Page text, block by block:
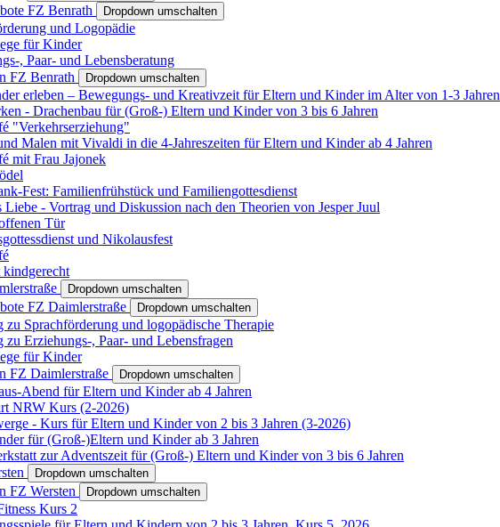
FZ Benrath Dropdown umschalten
und Logopädie
für Kinder
, Paar- und Lebensberatung
FZ Benrath
Dropdown umschalten
erleben – Bewegungs- und Kreativzeit für Eltern und Kinder im Alter von 1-3 Jahren
- Drachenbau für (Groß-) Eltern und Kinder von 3 bis 6 Jahren
"Verkehrserziehung"
Malen mit Vivaldi in die 4-Jahreszeiten für Eltern und Kinder ab 4 Jahren
mit Frau Jajonek
Fest: Familienfrühstück und Familiengottesdienst
Liebe - Vortrag und Diskussion nach den Theorien von Jesper Juul
Tür
und Nikolausfest
Dropdown umschalten
FZ Daimlerstraße Dropdown umschalten
zu Sprachförderung und logopädische Therapie
zu Erziehungs-, Paar- und Lebensfragen
für Kinder
FZ Daimlerstraße
Dropdown umschalten
Abend für Eltern und Kinder ab 4 Jahren
NRW Kurs (2-2026)
- Kurs für Eltern und Kinder von 2 bis 3 Jahren (3-2026)
für (Groß-)Eltern und Kinder ab 3 Jahren
zur Adventszeit für (Groß-) Eltern und Kinder von 3 bis 6 Jahren
Dropdown umschalten
FZ Wersten Dropdown umschalten
Kurs 2